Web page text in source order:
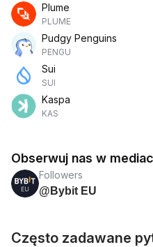
Plume
PLUME
Pudgy Penguins
PENGU
Sui
SUI
Kaspa
KAS
Obserwuj nas w
Followers
@Bybit EU
Często zadawane